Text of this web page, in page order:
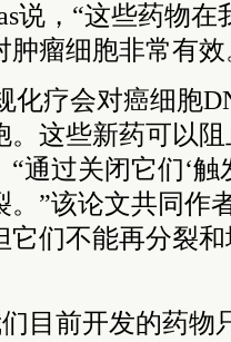
说，“这些药物
肿瘤细胞非常有效
化疗会对癌细胞
。这些新药可以
“通过关闭它们‘
。”该论文共同作
它们不能再分裂
们目前开发的药物